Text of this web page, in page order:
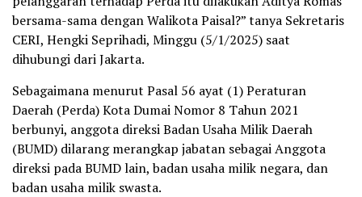
bersama-sama dengan Walikota Paisal?” tanya Sekretaris
CERI, Hengki Seprihadi, Minggu (5/1/2025) saat
dihubungi dari Jakarta.
Sebagaimana menurut Pasal 56 ayat (1) Peraturan
Daerah (Perda) Kota Dumai Nomor 8 Tahun 2021
berbunyi, anggota direksi Badan Usaha Milik Daerah
(BUMD) dilarang merangkap jabatan sebagai Anggota
direksi pada BUMD lain, badan usaha milik negara, dan
badan usaha milik swasta.